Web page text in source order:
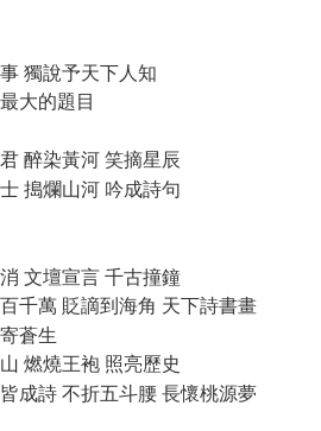
on orders of NT$490 or more
on orders of NT$490 or more
獨說予天下人知
大的題目
醉染黃河 笑摘星辰
搗爛山河 吟成詩句
文壇宣言 千古撞鐘
千萬 貶謫到海角 天下詩書畫
蒼生
燃燒王袍 照亮歷史
成詩 不折五斗腰 長懷桃源夢